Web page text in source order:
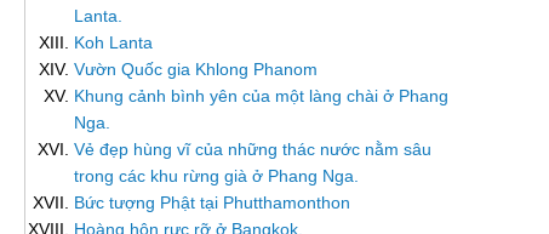
Lanta.
Koh Lanta
Vườn Quốc gia Khlong Phanom
Khung cảnh bình yên của một làng chài ở Phang
Nga.
Vẻ đẹp hùng vĩ của những thác nước nằm sâu
trong các khu rừng già ở Phang Nga.
Bức tượng Phật tại Phutthamonthon
Hoàng hôn rực rỡ ở Bangkok.